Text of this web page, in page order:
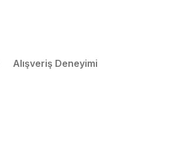
Alışveriş Deneyimi